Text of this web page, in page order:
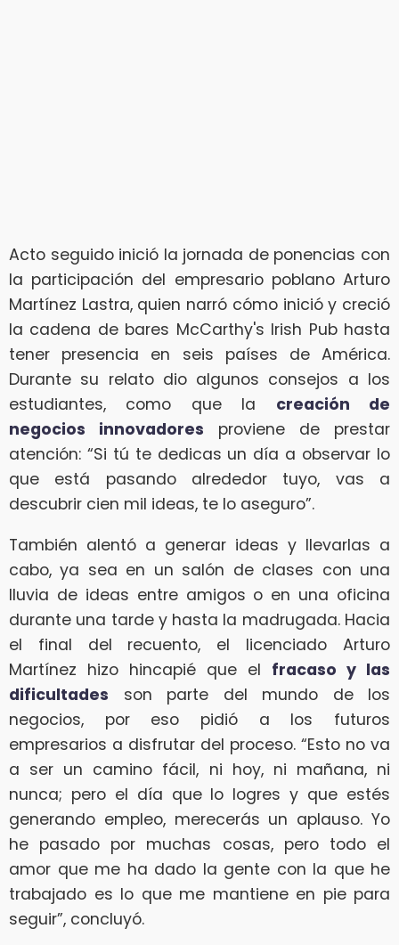
Acto seguido inició la jornada de ponencias con
la participación del empresario poblano Arturo
Martínez Lastra, quien narró cómo inició y creció
la cadena de bares McCarthy's Irish Pub hasta
tener presencia en seis países de América.
Durante su relato dio algunos consejos a los
estudiantes, como que la creación de
negocios innovadores proviene de prestar
atención: “Si tú te dedicas un día a observar lo
que está pasando alrededor tuyo, vas a
descubrir cien mil ideas, te lo aseguro”.
También alentó a generar ideas y llevarlas a
cabo, ya sea en un salón de clases con una
lluvia de ideas entre amigos o en una oficina
durante una tarde y hasta la madrugada. Hacia
el final del recuento, el licenciado Arturo
Martínez hizo hincapié que el fracaso y las
dificultades son parte del mundo de los
negocios, por eso pidió a los futuros
empresarios a disfrutar del proceso. “Esto no va
a ser un camino fácil, ni hoy, ni mañana, ni
nunca; pero el día que lo logres y que estés
generando empleo, merecerás un aplauso. Yo
he pasado por muchas cosas, pero todo el
amor que me ha dado la gente con la que he
trabajado es lo que me mantiene en pie para
seguir”, concluyó.